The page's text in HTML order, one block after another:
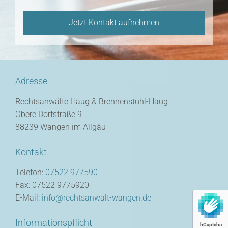
hCaptcha
Adresse
Rechtsanwälte Haug & Brennenstuhl-Haug
Obere Dorfstraße 9
88239 Wangen im Allgäu
Kontakt
Telefon: 07522 977590
Fax: 07522 9775920
E-Mail: info@rechtsanwalt-wangen.de
Informationspflicht